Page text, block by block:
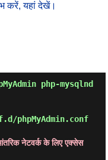
करें, यहां देखें।
php-mysqlnd
phpMyAdmin.conf
नेटवर्क के लिए एक्सेस